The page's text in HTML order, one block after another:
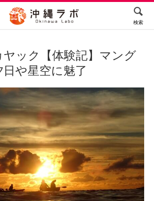
検索
ック【体験記】マング
や星空に魅了